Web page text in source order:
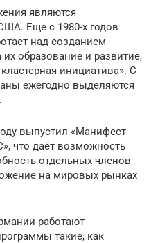
являются
Еще с 1980-х годов
над созданием
образование и развитие,
инициатива». С
ежегодно выделяются
выпустил «Манифест
что даёт возможность
отдельных членов
на мировых рынках
работают
такие, как